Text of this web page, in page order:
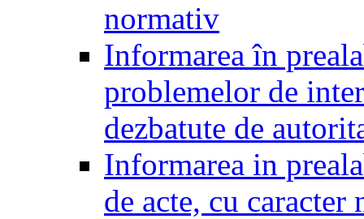
normativ
Informarea în
problemelor de
dezbatute de
Informarea in
de acte, cu caracter